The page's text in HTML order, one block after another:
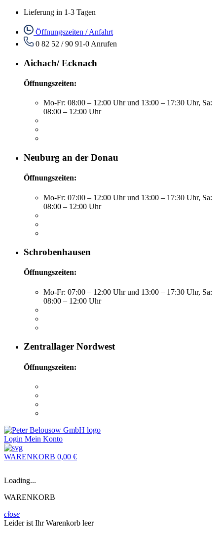
Lieferung in 1-3 Tagen
Öffnungszeiten / Anfahrt
0 82 52 / 90 91-0 Anrufen
Aichach/ Ecknach
Öffnungszeiten:
Mo-Fr: 08:00 – 12:00 Uhr und 13:00 – 17:30 Uhr, Sa:
08:00 – 12:00 Uhr
Neuburg an der Donau
Öffnungszeiten:
Mo-Fr: 07:00 – 12:00 Uhr und 13:00 – 17:30 Uhr, Sa:
08:00 – 12:00 Uhr
Schrobenhausen
Öffnungszeiten:
Mo-Fr: 07:00 – 12:00 Uhr und 13:00 – 17:30 Uhr, Sa:
08:00 – 12:00 Uhr
Zentrallager Nordwest
Öffnungszeiten:
Login Mein Konto
WARENKORB 0,00 €
Loading...
WARENKORB
close
Leider ist Ihr Warenkorb leer